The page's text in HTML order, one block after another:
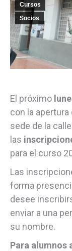
Cursos
Socios
El próximo
con la
sede de la
las
para el curso
Las
forma
desee
enviar a una
su nombre.
Para alumnos